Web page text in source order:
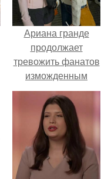
Ариана гранде
продолжает
тревожить фанатов
изможденным
Видом.